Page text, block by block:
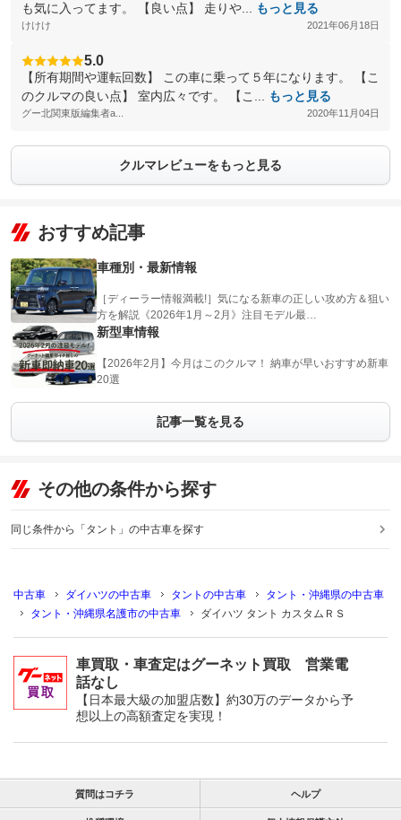
も気に入ってます。 【良い点】 走りや...
もっと見る
けけけ 2021年06月18日
5.0
【所有期間や運転回数】 この車に乗って５年になります。 【こ
のクルマの良い点】 室内広々です。 【こ...
もっと見る
グー北関東版編集者a... 2020年11月04日
クルマレビューをもっと見る
おすすめ記事
車種別・最新情報
［ディーラー情報満載!］気になる新車の正しい攻め方＆狙い
方を解説《2026年1月～2月》注目モデル最…
新型車情報
【2026年2月】今月はこのクルマ！ 納車が早いおすすめ新車
20選
記事一覧を見る
その他の条件から探す
同じ条件から「タント」の中古車を探す
中古車 ダイハツの中古車 タントの中古車
タント・沖縄県の中古車
タント・沖縄県名護市の中古車
ダイハツ タント カスタムＲＳ
車買取・車査定はグーネット買取 営業電
話なし
【日本最大級の加盟店数】約30万のデータから予
想以上の高額査定を実現！
質問はコチラ ヘルプ